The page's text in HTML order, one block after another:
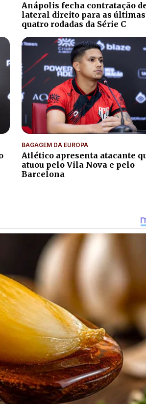
Anápolis fecha contratação
lateral direito para as últimas
quatro rodadas da Série C
BAGAGEM DA EUROPA
Atlético apresenta atacante
atuou pelo Vila Nova e pelo
Barcelona